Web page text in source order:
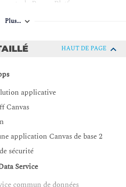
de Power Platform
simples avec Microsoft
Plus...
HAUT DE PAGE
applicative
Canvas
application Canvas de base 2
sécurité
Service